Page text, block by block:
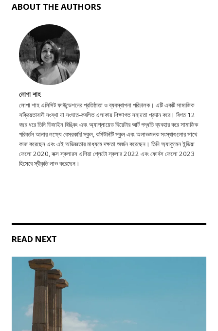
ABOUT THE AUTHORS
লোপা শাহ
লোপা শাহ এলিসিট ফাউন্ডেশনের প্রতিষ্ঠাতা ও ব্যবস্থাপনা পরিচালক। এটি একটি সামাজিক
সক্রিয়তাবাদী সংস্থা যা সংঘাত-কবলিত এলাকায় শিক্ষাগত সহায়তা প্রদান করে। বিগত 12
বছর ধরে তিনি ডিজাইন থিঙ্কিং এবং অ্যাপ্লায়েড থিয়েটার আর্ট পদ্ধতি ব্যবহার করে সামাজিক
পরিবর্তন আনার লক্ষ্যে বেসরকারি স্কুল, কমিউনিটি স্কুল এবং অলাভজনক সংস্থাগুলোর সাথে
কাজ করেছেন এবং এই অভিজ্ঞতার মাধ্যমে দক্ষতা অর্জন করেছেন। তিনি অ্যাকুমেন ইন্ডিয়া
ফেলো 2020, কক্স স্কলারস এশিয়া প্লেটো স্কলার 2022 এবং ফোর্বস ফেলো 2023
হিসেবে স্বীকৃতি লাভ করেছেন।
READ NEXT